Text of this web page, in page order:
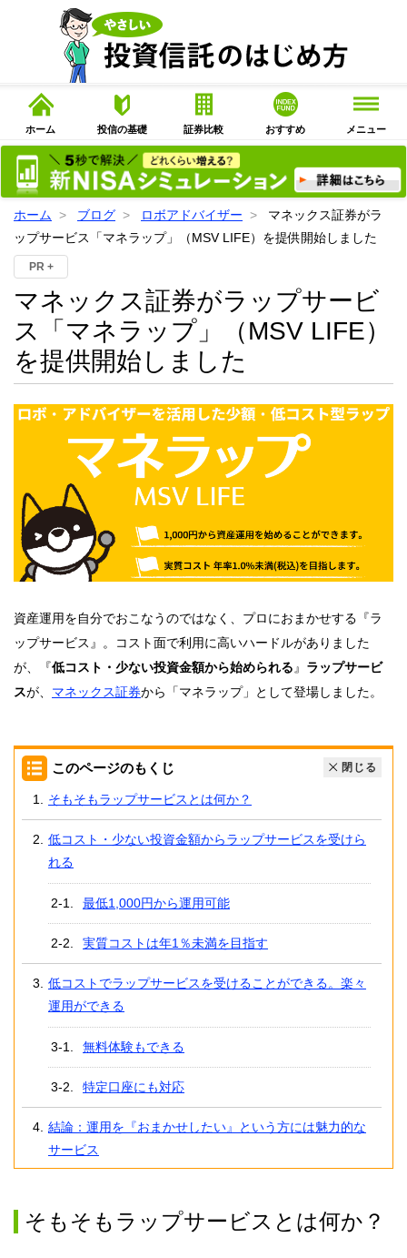
ホーム 投信の基礎 証券比較 おすすめ メニュー
ホーム ブログ ロボアドバイザー
マネックス証券がラ
ップサービス「マネラップ」（MSV LIFE）を提供開始しました
PR +
マネックス証券がラップサービ
ス「マネラップ」（MSV LIFE）
を提供開始しました
資産運用を自分でおこなうのではなく、プロにおまかせする『ラ
ップサービス』。コスト面で利用に高いハードルがありました
が、『低コスト・少ない投資金額から始められる 』 ラップサービ
スが、 マネックス証券から「マネラップ」として登場しました。
このページのもくじ 閉じる
そもそもラップサービスとは何か？
低コスト・少ない投資金額からラップサービスを受けら
れる
最低1,000円から運用可能
実質コストは年1％未満を目指す
低コストでラップサービスを受けることができる。楽々
運用ができる
無料体験もできる
特定口座にも対応
結論：運用を『おまかせしたい』という方には魅力的な
サービス
そもそもラップサービスとは何か？